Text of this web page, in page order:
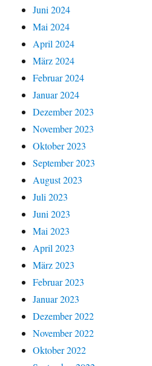
Juni 2024
Mai 2024
April 2024
März 2024
Februar 2024
Januar 2024
Dezember 2023
November 2023
Oktober 2023
September 2023
August 2023
Juli 2023
Juni 2023
Mai 2023
April 2023
März 2023
Februar 2023
Januar 2023
Dezember 2022
November 2022
Oktober 2022